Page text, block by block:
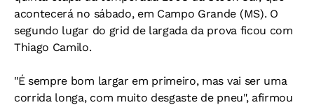
acontecerá no sábado, em Campo Grande (MS). O
segundo lugar do grid de largada da prova ficou com
Thiago Camilo.
"É sempre bom largar em primeiro, mas vai ser uma
corrida longa, com muito desgaste de pneu", afirmou